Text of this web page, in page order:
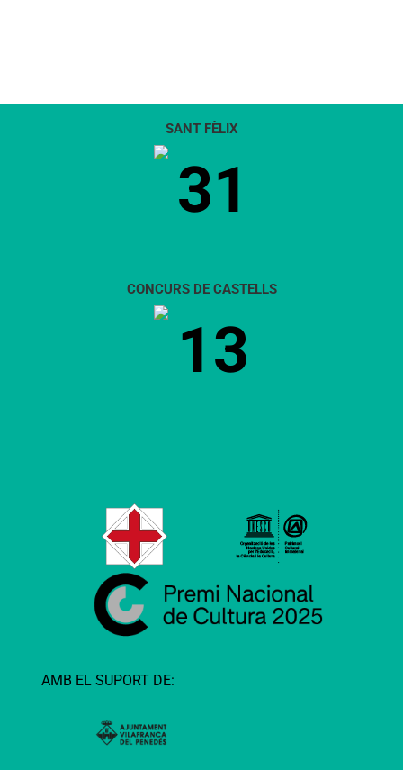
SANT FÈLIX
31
CONCURS DE CASTELLS
13
AMB EL SUPORT DE: